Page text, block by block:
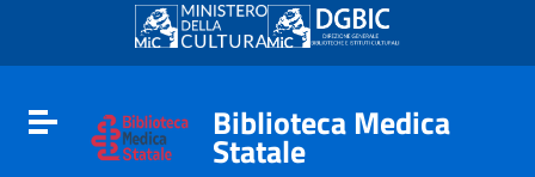
Go to content
Go to the navigation menu
Go to the footer
Toggle navigation
Biblioteca Medica
Statale